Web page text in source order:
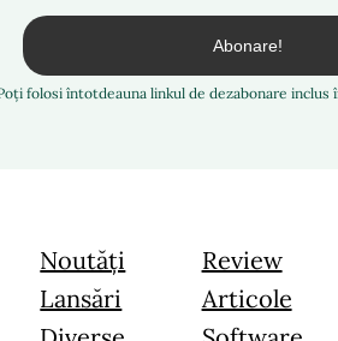
folosi întotdeauna linkul de dezabonare inclus
Noutăți
Lansări
Review
Articole